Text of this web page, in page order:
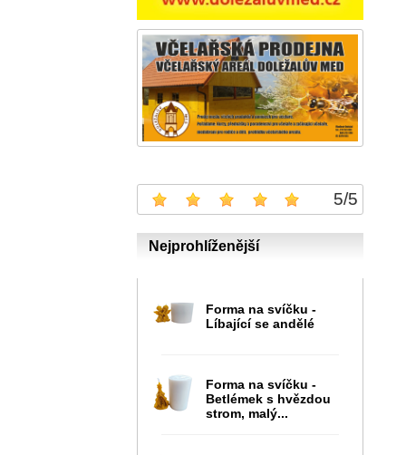
5/5
Nejprohlíženější
Forma na svíčku -
Líbající se andělé
Forma na svíčku -
Betlémek s hvězdou
strom, malý...